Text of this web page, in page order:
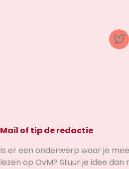
Mail of tip de redactie
Is er een onderwerp waar je
lezen op OvM? Stuur je idee dan